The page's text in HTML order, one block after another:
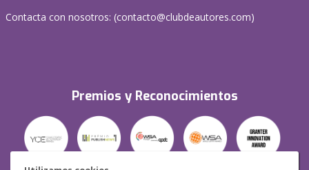
Contacta con nosotros: (contacto@clubdeautores.com)
Premios y Reconocimientos